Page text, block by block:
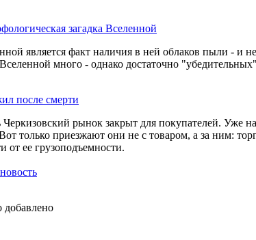
загадка Вселенной
является факт наличия в ней облаков пыли - и
много - однако достаточно
после смерти
рынок закрыт для покупателей. Уже
только приезжают они не с товаром, а за ним:
от ее грузоподъемности.
добавлено